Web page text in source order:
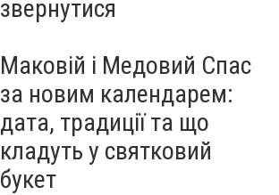
звернутися
Маковій і Медовий Спас
за новим календарем:
дата, традиції та що
кладуть у святковий
букет